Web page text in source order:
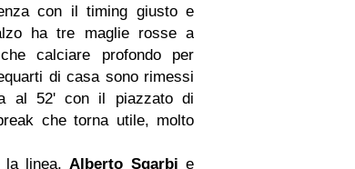
con il timing giusto e
ha tre maglie rosse a
calciare profondo per
di casa sono rimessi
al 52' con il piazzato di
che torna utile, molto
la linea,Alberto Sgarbie